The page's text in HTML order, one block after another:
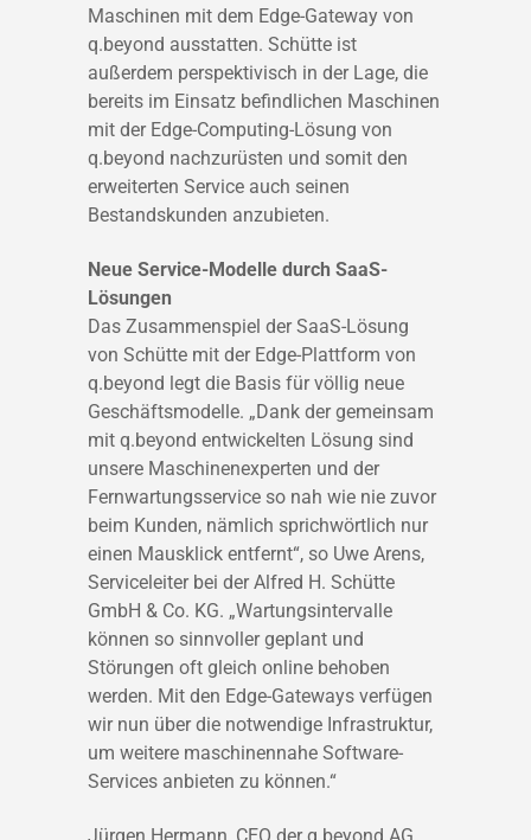
Maschinen mit dem Edge-Gateway von
q.beyond ausstatten. Schütte ist
außerdem perspektivisch in der Lage, die
bereits im Einsatz befindlichen Maschinen
mit der Edge-Computing-Lösung von
q.beyond nachzurüsten und somit den
erweiterten Service auch seinen
Bestandskunden anzubieten.
Neue Service-Modelle durch SaaS-
Lösungen
Das Zusammenspiel der SaaS-Lösung
von Schütte mit der Edge-Plattform von
q.beyond legt die Basis für völlig neue
Geschäftsmodelle. „Dank der gemeinsam
mit q.beyond entwickelten Lösung sind
unsere Maschinenexperten und der
Fernwartungsservice so nah wie nie zuvor
beim Kunden, nämlich sprichwörtlich nur
einen Mausklick entfernt“, so Uwe Arens,
Serviceleiter bei der Alfred H. Schütte
GmbH & Co. KG. „Wartungsintervalle
können so sinnvoller geplant und
Störungen oft gleich online behoben
werden. Mit den Edge-Gateways verfügen
wir nun über die notwendige Infrastruktur,
um weitere maschinennahe Software-
Services anbieten zu können.“